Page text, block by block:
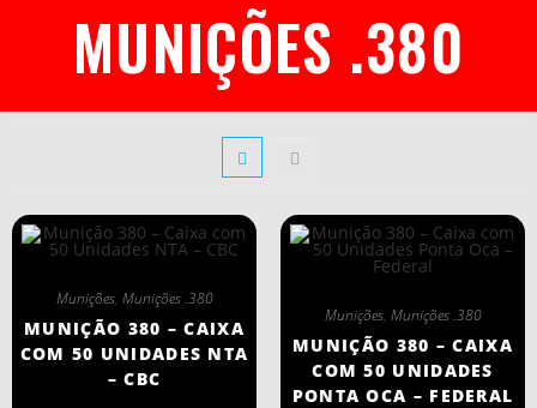
MUNIÇÕES .380
Munições, Munições .380
MUNIÇÃO 380 – CAIXA
COM 50 UNIDADES NTA
– CBC
Munições, Munições .380
MUNIÇÃO 380 – CAIXA
COM 50 UNIDADES
PONTA OCA – FEDERAL